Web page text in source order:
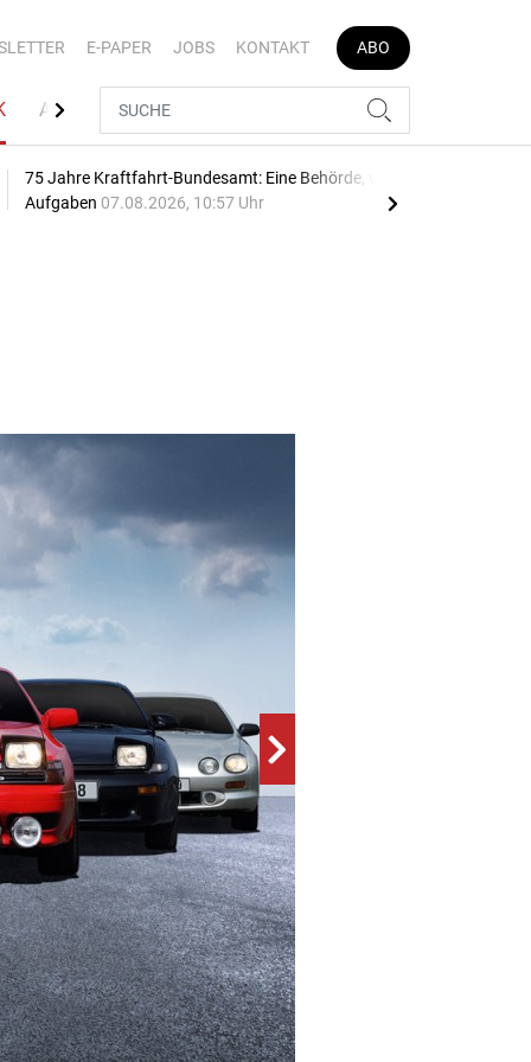
E-PAPER JOBS KONTAKT ABO
AUTOJOB
75 Jahre Kraftfahrt-Bundesamt: Eine Behörde, viele
Aufgaben 07.08.2026, 10:57 Uhr